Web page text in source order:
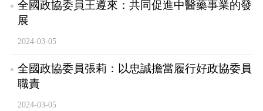
全國政協委員王遵來：共同促進中醫藥事業的發
展
2024-03-05
全國政協委員張莉：以忠誠擔當履行好政協委員
職責
2024-03-05